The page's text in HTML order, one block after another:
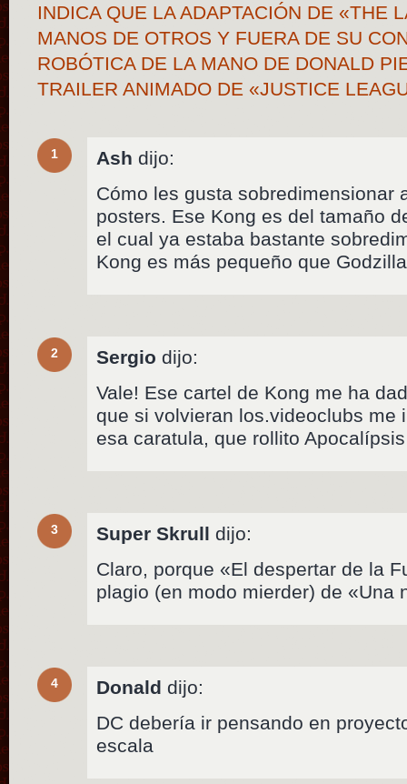
INDICA QUE LA ADAPTACIÓN DE «THE
MANOS DE OTROS Y FUERA DE SU
ROBÓTICA DE LA MANO DE DONALD
TRAILER ANIMADO DE «JUSTICE
1 Ash dijo:
Cómo les gusta sobredimensionar
posters. Ese Kong es del tamaño
el cual ya estaba bastante
Kong es más pequeño que
2 Sergio dijo:
Vale! Ese cartel de Kong me ha
que si volvieran los.videoclubs me
esa caratula, que rollito
3 Super Skrull dijo:
Claro, porque «El despertar de la
plagio (en modo mierder) de «Una
4 Donald dijo:
DC debería ir pensando en
escala